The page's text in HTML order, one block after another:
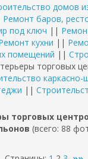
домов
Ремонт баров,
под ключ ||
кухни ||
помещений ||
торговых
||
торговых
(всего: 88